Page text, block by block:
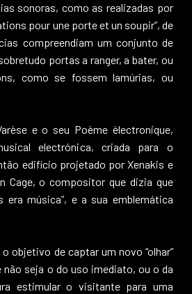
sonoras, como as realizadas por
pour une porte et un soupir”, de
compreendiam um conjunto de
portas a ranger, a bater, ou
como se fossem lamúrias, ou
e o seu Poème èlectronique,
electrónica, criada para o
edifício projetado por Xenakis e
Cage, o compositor que dizia que
era música”, e a sua emblemática
objetivo de captar um novo “olhar”
seja o do uso imediato, ou o da
estimular o visitante para uma